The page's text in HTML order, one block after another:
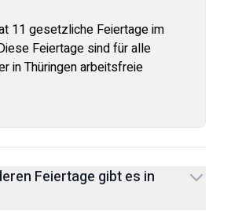
11 gesetzliche Feiertage im
Feiertage sind für alle
in Thüringen arbeitsfreie
Feiertage gibt es in